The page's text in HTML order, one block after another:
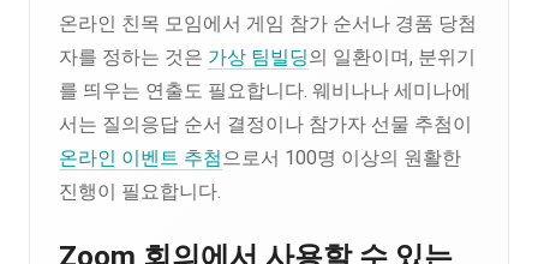
온라인 친목 모임에서 게임 참가 순서나 경품 당첨
자를 정하는 것은 가상 팀빌딩의 일환이며, 분위기
를 띄우는 연출도 필요합니다. 웨비나나 세미나에
서는 질의응답 순서 결정이나 참가자 선물 추첨이
온라인 이벤트 추첨으로서 100명 이상의 원활한
진행이 필요합니다.
Zoom 회의에서 사용할 수 있는